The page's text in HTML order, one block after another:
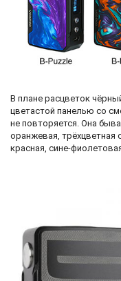
В плане расцветок
цветастой панелью со
не повторяется. Она
оранжевая,
красная, сине-